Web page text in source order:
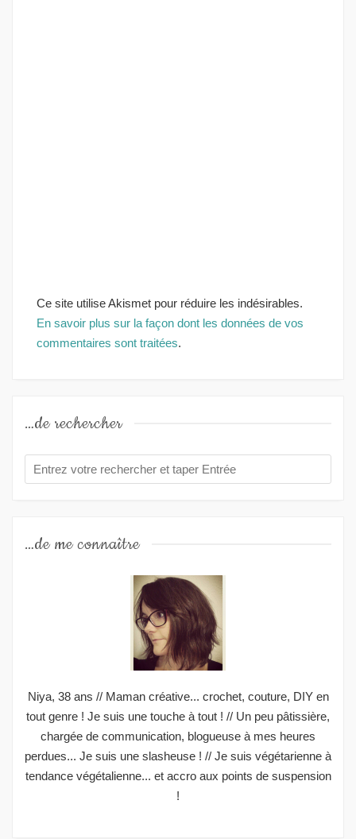
Ce site utilise Akismet pour réduire les indésirables.
En savoir plus sur la façon dont les données de vos
commentaires sont traitées.
…de rechercher
…de me connaître
Niya, 38 ans // Maman créative... crochet, couture, DIY en
tout genre ! Je suis une touche à tout ! // Un peu pâtissière,
chargée de communication, blogueuse à mes heures
perdues... Je suis une slasheuse ! // Je suis végétarienne à
tendance végétalienne... et accro aux points de suspension
!